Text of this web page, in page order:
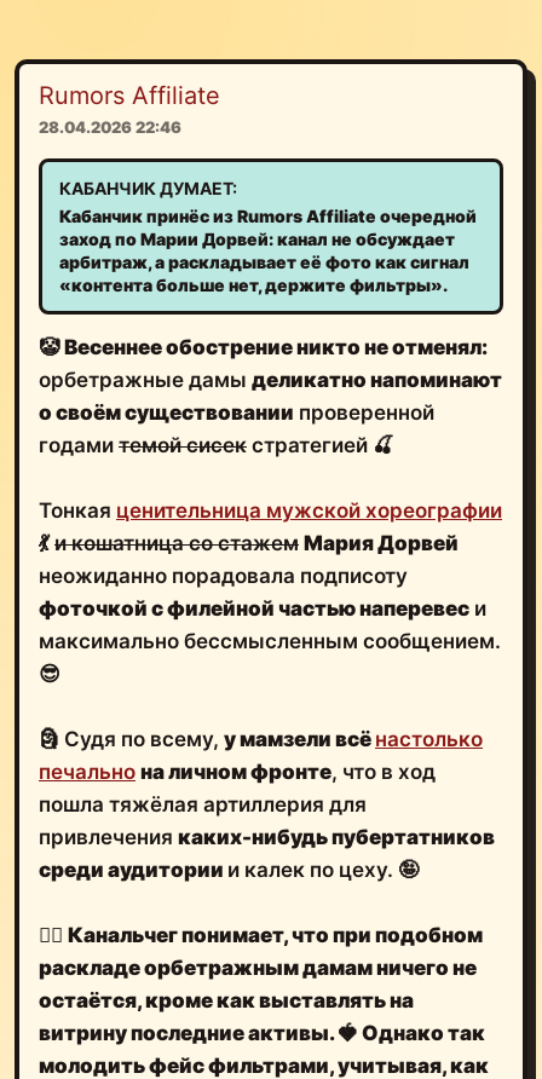
Rumors Affiliate
28.04.2026 22:46
КАБАНЧИК ДУМАЕТ:
Кабанчик принёс из Rumors Affiliate очередной
заход по Марии Дорвей: канал не обсуждает
арбитраж, а раскладывает её фото как сигнал
«контента больше нет, держите фильтры».
🤡Весеннее обострение никто не отменял:
орбетражные дамы деликатно напоминают
о своём существовании проверенной
годами темой сисек стратегией 🍒
Тонкая ценительница мужской хореографии
💃и кошатница со стажем Мария Дорвей
неожиданно порадовала подписоту
фоточкой с филейной частью наперевес и
максимально бессмысленным сообщением.
😎
🗿 Судя по всему, у мамзели всё настолько
печально на личном фронте, что в ход
пошла тяжёлая артиллерия для
привлечения каких-нибудь пубертатников
среди аудитории и калек по цеху. 🤪
🤷‍♂️ Канальчег понимает, что при подобном
раскладе орбетражным дамамничего не
остаётся, кроме как выставлять на
витрину последние активы. 🍓 Однако так
молодить фейс фильтрами, учитывая,как